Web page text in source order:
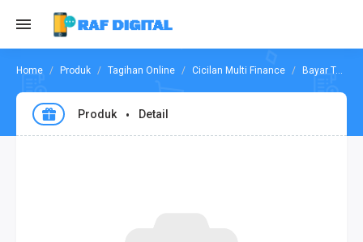
Produk Tagihan Online Cicilan Multi Finance Bayar Tagihan Pro Car Internasional
Produk Detail